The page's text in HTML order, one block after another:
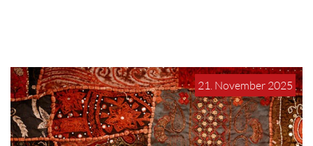
21. November 2025